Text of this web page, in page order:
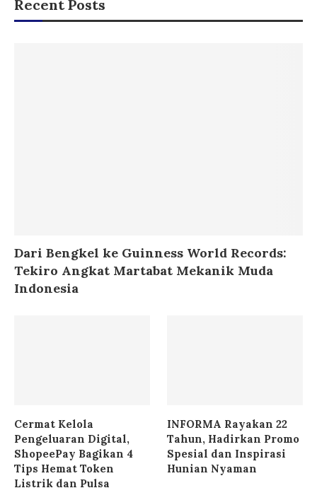
Recent Posts
Dari Bengkel ke Guinness World Records:
Tekiro Angkat Martabat Mekanik Muda
Indonesia
Cermat Kelola
Pengeluaran Digital,
ShopeePay Bagikan 4
Tips Hemat Token
Listrik dan Pulsa
INFORMA Rayakan 22
Tahun, Hadirkan Promo
Spesial dan Inspirasi
Hunian Nyaman